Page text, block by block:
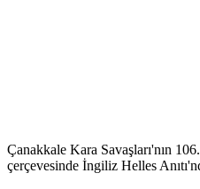
Çanakkale Kara Savaşları'nın
çerçevesinde İngiliz Helles